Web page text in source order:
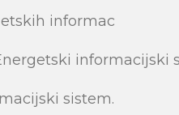
informac
informacijski
sistem.